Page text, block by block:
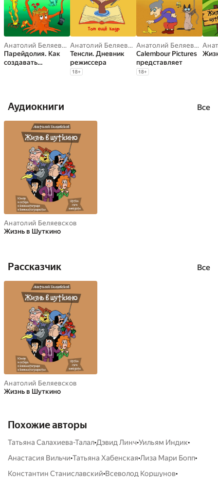
Анатолий Беляевсков
Парейдолия. Как
создавать
Анатолий Беляевсков
Тенсли. Дневник
режиссера
18+
Анатолий Беляевсков
Сalembour Pictures
представляет
18+
Аудиокниги Все
Анатолий Беляевсков
Жизнь в Шуткино
Рассказчик Все
Анатолий Беляевсков
Жизнь в Шуткино
Похожие авторы
Татьяна Салахиева-Талал•Дэвид Линч•Уильям Индик•
Анастасия Вильчи•Татьяна Хабенская•Лиза Мари Бопп•
Константин Станиславский•Всеволод Коршунов•